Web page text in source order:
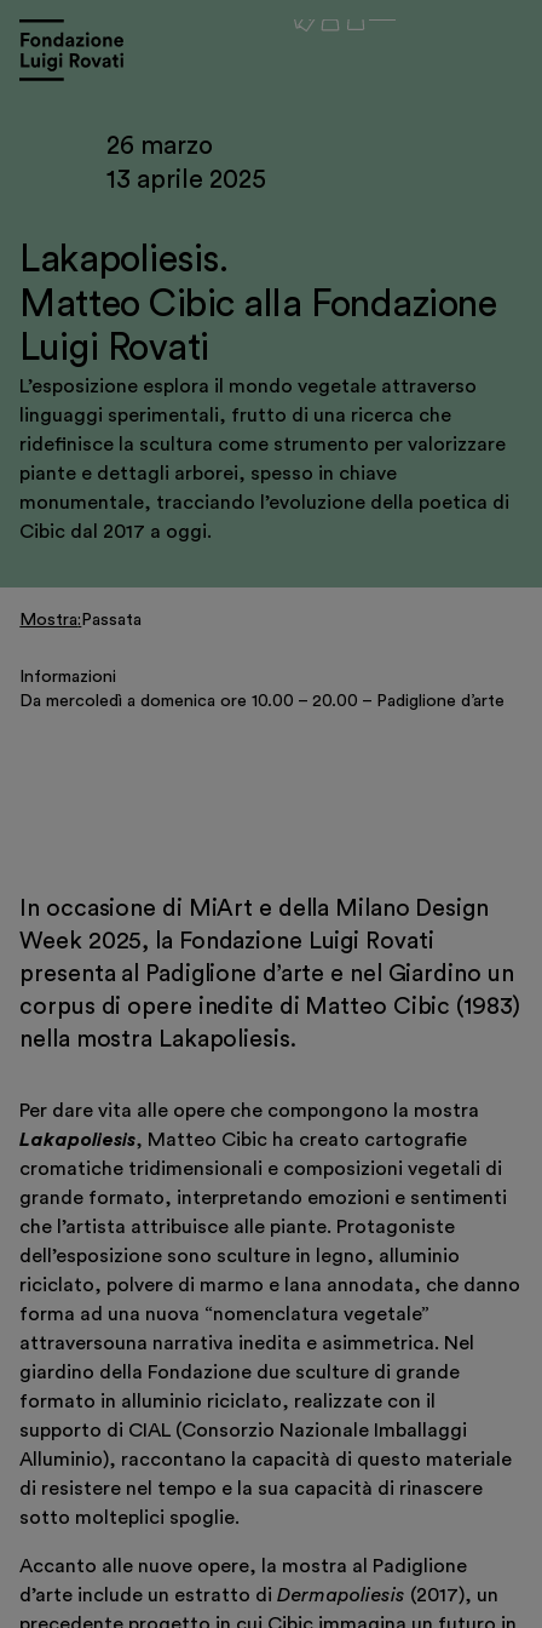
Visita
Mostre e appuntamenti
Museo Gentile
Scopri
Biglietti
Area riservata
Shop
Italiano English
26 marzo
13 aprile 2025
Lakapoliesis.
Matteo Cibic alla Fondazione
Luigi Rovati
L’esposizione esplora il mondo vegetale attraverso
linguaggi sperimentali, frutto di una ricerca che
ridefinisce la scultura come strumento per valorizzare
piante e dettagli arborei, spesso in chiave
monumentale, tracciando l’evoluzione della poetica di
Cibic dal 2017 a oggi.
Mostra Passata
Informazioni
Da mercoledì a domenica ore 10.00 – 20.00 – Padiglione d’arte
In occasione di MiArt e della Milano Design
Week 2025, la Fondazione Luigi Rovati
presenta al Padiglione d’arte e nel Giardino un
corpus di opere inedite di Matteo Cibic (1983)
nella mostra Lakapoliesis.
Per dare vita alle opere che compongono la mostra
Lakapoliesis, Matteo Cibic ha creato cartografie
cromatiche tridimensionali e composizioni vegetali di
grande formato, interpretando emozioni e sentimenti
che l’artista attribuisce alle piante. Protagoniste
dell’esposizione sono sculture in legno, alluminio
riciclato, polvere di marmo e lana annodata, che danno
forma ad una nuova “nomenclatura vegetale”
attraversouna narrativa inedita e asimmetrica. Nel
giardino della Fondazione due sculture di grande
formato in alluminio riciclato, realizzate con il
supporto di CIAL (Consorzio Nazionale Imballaggi
Alluminio), raccontano la capacità di questo materiale
di resistere nel tempo e la sua capacità di rinascere
sotto molteplici spoglie.
Accanto alle nuove opere, la mostra al Padiglione
d’arte include un estratto diDermapoliesis (2017), un